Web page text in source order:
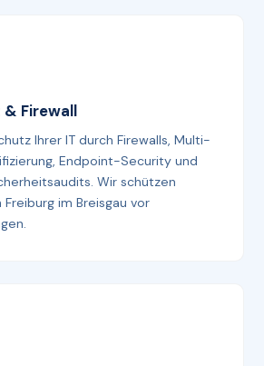
Firewall
Ihrer IT durch Firewalls, Multi-
Endpoint-Security und
Wir schützen
im Breisgau vor